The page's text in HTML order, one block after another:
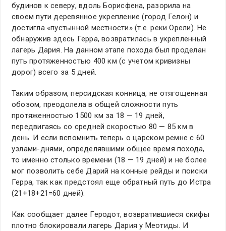
будинов к северу, вдоль Борисфена, разорила на
своем пути деревянное укрепление (город Гелон) и
достигла «пустынной местности» (т.е. реки Орели). Не
обнаружив здесь Герра, возвратилась в укрепленный
лагерь Дария. На данном этапе похода был проделан
путь протяженностью 400 км (с учетом кривизны
дорог) всего за 5 дней.
Таким образом, персидская конница, не отягощенная
обозом, преодолела в общей сложности путь
протяженностью 1500 км за 18 — 19 дней,
передвигаясь со средней скоростью 80 — 85 км в
день. И если вспомнить теперь о царском ремне с 60
узлами-днями, определявшими общее время похода,
то именно столько времени (18 — 19 дней) и не более
мог позволить себе Дарий на конные рейды и поиски
Герра, так как предстоял еще обратный путь до Истра
(21+18+21=60 дней).
Как сообщает далее Геродот, возвратившиеся скифы
плотно блокировали лагерь Дария у Меотиды. И